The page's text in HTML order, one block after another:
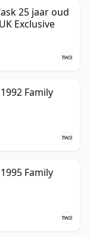
25 jaar oud
Exclusive
Family
Family